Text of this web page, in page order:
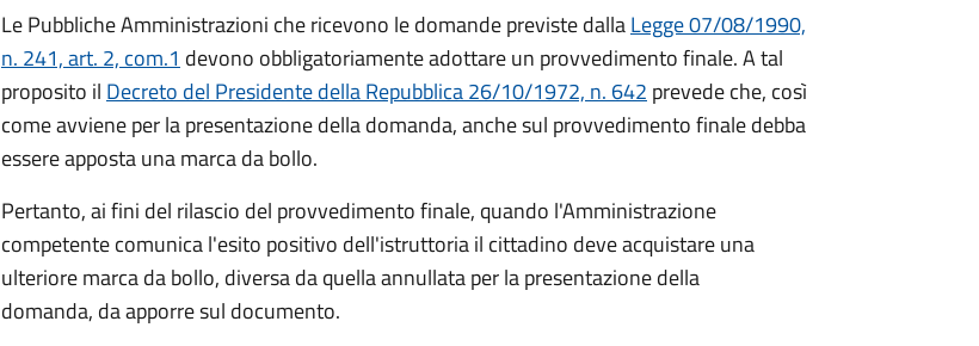
Le Pubbliche Amministrazioni che ricevono le domande previste dallaLegge 07/08/1990,
n. 241, art. 2, com.1 devono obbligatoriamente adottare un provvedimento finale. A tal
proposito il Decreto del Presidente della Repubblica 26/10/1972, n. 642 prevede che, così
come avviene per la presentazione della domanda, anche sul provvedimento finale debba
essere apposta una marca da bollo.
Pertanto, ai fini del rilascio del provvedimento finale, quando l'Amministrazione
competente comunica l'esito positivo dell'istruttoria il cittadino deve acquistare una
ulteriore marca da bollo, diversa da quella annullata per la presentazione della
domanda, da apporre sul documento.